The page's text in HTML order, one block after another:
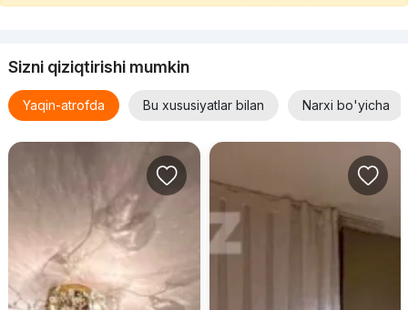
Sizni qiziqtirishi mumkin
Yaqin-atrofda Bu xususiyatlar bilan Narxi bo'yicha